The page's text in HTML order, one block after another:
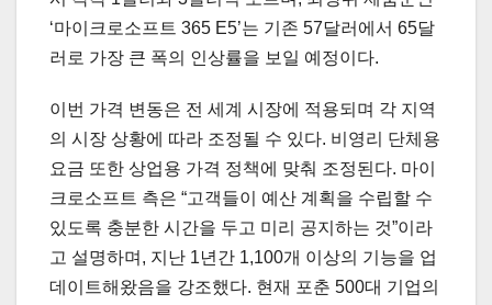
‘마이크로소프트 365 E5’는 기존 57달러에서 65달
러로 가장 큰 폭의 인상률을 보일 예정이다.
이번 가격 변동은 전 세계 시장에 적용되며 각 지역
의 시장 상황에 따라 조정될 수 있다. 비영리 단체용
요금 또한 상업용 가격 정책에 맞춰 조정된다. 마이
크로소프트 측은 “고객들이 예산 계획을 수립할 수
있도록 충분한 시간을 두고 미리 공지하는 것”이라
고 설명하며, 지난 1년간 1,100개 이상의 기능을 업
데이트해왔음을 강조했다. 현재 포춘 500대 기업의